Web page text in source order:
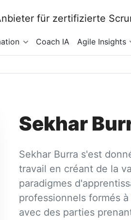
Coach IA Agile Insights
Sekhar
Sekhar Burra s'est
travail en créant de la
paradigmes
professionnels formés
avec des parties